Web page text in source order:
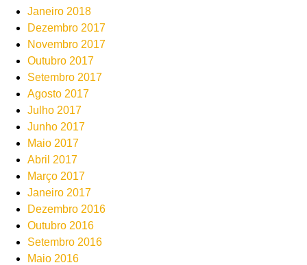
Janeiro 2018
Dezembro 2017
Novembro 2017
Outubro 2017
Setembro 2017
Agosto 2017
Julho 2017
Junho 2017
Maio 2017
Abril 2017
Março 2017
Janeiro 2017
Dezembro 2016
Outubro 2016
Setembro 2016
Maio 2016